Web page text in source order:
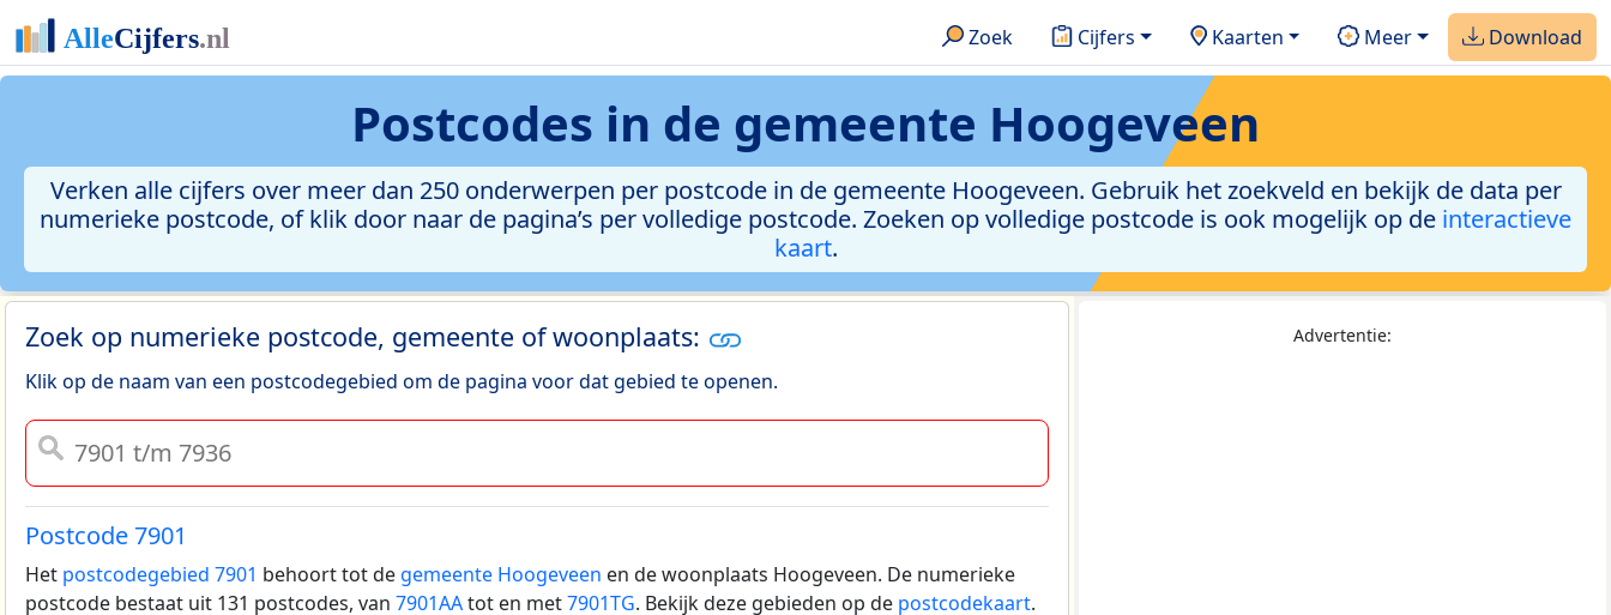
Zoek Cijfers Kaarten Meer Download
Postcodes in de gemeente Hoogeveen
Verken alle cijfers over meer dan 250 onderwerpen per postcode in de gemeente Hoogeveen. Gebruik het zoekveld en bekijk de data per
numerieke postcode, of klik door naar de pagina’s per volledige postcode. Zoeken op volledige postcode is ook mogelijk op de interactieve
kaart.
Zoek op numerieke postcode, gemeente of woonplaats:
Klik op de naam van een postcodegebied om de pagina voor dat gebied te openen.
Postcode 7901
Het postcodegebied 7901 behoort tot de gemeente Hoogeveen en de woonplaats Hoogeveen. De numerieke
postcode bestaat uit 131 postcodes, van 7901AAtot en met7901TG. Bekijk deze gebieden op de postcodekaart.
Advertentie: